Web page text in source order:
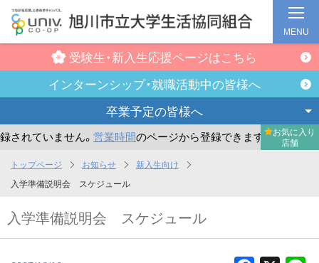
ン
受験生・新入生応援ページはこちら
インターンシップ・就職活動中の皆様へ
卒業予定の皆様へ
れていません。営業時間のページから登録できます。 ま
お気に入り
店舗
MENU
トップページ お知らせ
新入生向け
入学準備説明会 スケジュール
入学準備説明会 スケジュール